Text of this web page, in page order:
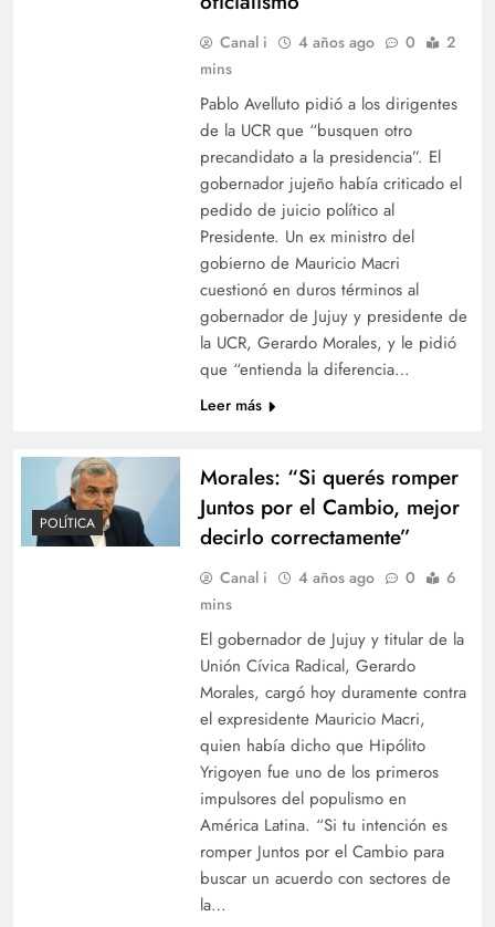
Canal i 4 años ago 0
2
mins
Pablo Avelluto pidió a los dirigentes
de la UCR que “busquen otro
precandidato a la presidencia”. El
gobernador jujeño había criticado el
pedido de juicio político al
Presidente. Un ex ministro del
gobierno de Mauricio Macri
cuestionó en duros términos al
gobernador de Jujuy y presidente de
la UCR, Gerardo Morales, y le pidió
que “entienda la diferencia…
Leer más
POLÍTICA
Morales: “Si querés romper
Juntos por el Cambio, mejor
decirlo correctamente”
Canal i 4 años ago 0
6
mins
El gobernador de Jujuy y titular de la
Unión Cívica Radical, Gerardo
Morales, cargó hoy duramente contra
el expresidente Mauricio Macri,
quien había dicho que Hipólito
Yrigoyen fue uno de los primeros
impulsores del populismo en
América Latina. “Si tu intención es
romper Juntos por el Cambio para
buscar un acuerdo con sectores de
la…